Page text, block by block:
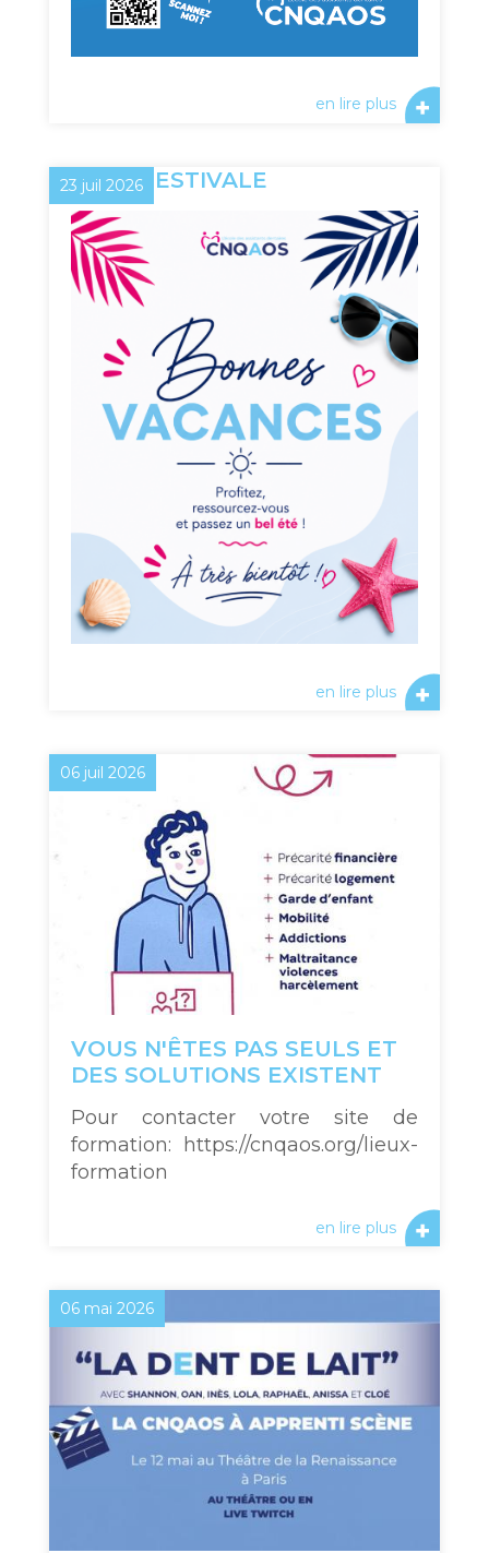
en lire plus
23 juil 2026
PAUSE ESTIVALE
en lire plus
06 juil 2026
VOUS N'ÊTES PAS SEULS ET
DES SOLUTIONS EXISTENT
Pour contacter votre site de
formation: https://cnqaos.org/lieux-
formation
en lire plus
06 mai 2026